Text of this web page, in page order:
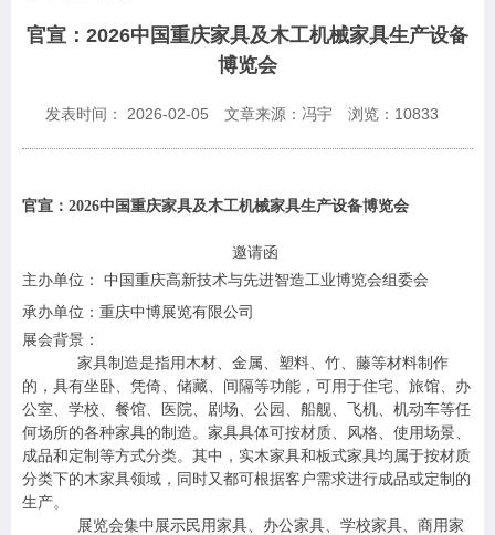
官宣：2026中国重庆家具及木工机械家具生产设备
博览会
发表时间： 2026-02-05 文章来源：冯宇 浏览： 10833
官宣：2026中国重庆家具及木工机械家具生产设备博览会
邀请函
主办单位： 中国重庆高新技术与先进智造工业博览会组委会
承办单位：重庆中博展览有限公司
展会背景：
家具制造是指用木材、金属、塑料、竹、藤等材料制作
的，具有坐卧、凭倚、储藏、间隔等功能，可用于住宅、旅馆、办
公室、学校、餐馆、医院、剧场、公园、船舰、飞机、机动车等任
何场所的各种家具的制造。家具具体可按材质、风格、使用场景、
成品和定制等方式分类。其中，实木家具和板式家具均属于按材质
分类下的木家具领域，同时又都可根据客户需求进行成品或定制的
生产。
展览会集中展示民用家具、办公家具、学校家具、商用家